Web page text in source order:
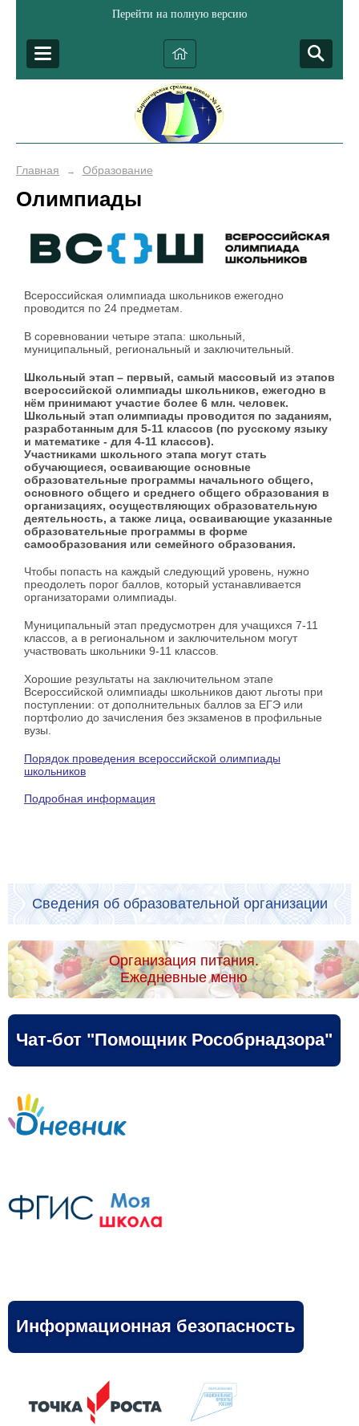
Перейти на полную версию
Главная → Образование
Олимпиады
Всероссийская олимпиада школьников ежегодно
проводится по 24 предметам.
В соревновании четыре этапа: школьный,
муниципальный, региональный и заключительный.
Школьный этап – первый, самый массовый из этапов
всероссийской олимпиады школьников, ежегодно в
нём принимают участие более 6 млн. человек.
Школьный этап олимпиады проводится по заданиям,
разработанным для 5-11 классов (по русскому языку
и математике - для 4-11 классов).
Участниками школьного этапа могут стать
обучающиеся, осваивающие основные
образовательные программы начального общего,
основного общего и среднего общего образования в
организациях, осуществляющих образовательную
деятельность, а также лица, осваивающие указанные
образовательные программы в форме
самообразования или семейного образования.
Чтобы попасть на каждый следующий уровень, нужно
преодолеть порог баллов, который устанавливается
организаторами олимпиады.
Муниципальный этап предусмотрен для учащихся 7-11
классов, а в региональном и заключительном могут
участвовать школьники 9-11 классов.
Хорошие результаты на заключительном этапе
Всероссийской олимпиады школьников дают льготы при
поступлении: от дополнительных баллов за ЕГЭ или
портфолио до зачисления без экзаменов в профильные
вузы.
Порядок проведения всероссийской олимпиады
школьников
Подробная информация
Сведения об образовательной организации
Организация питания.
Ежедневные меню
Чат-бот "Помощник Рособрнадзора"
Информационная безопасность